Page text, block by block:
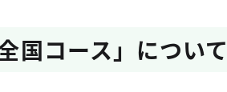
国コース」について